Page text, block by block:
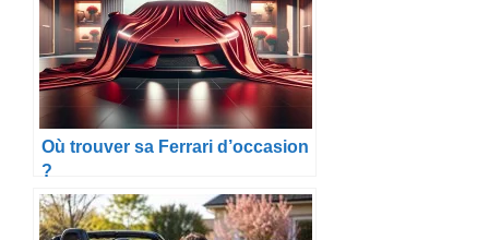
Où trouver sa Ferrari d’occasion
?